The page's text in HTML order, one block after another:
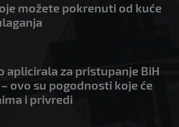
možete pokrenuti od kuće
aplicirala za pristupanje BiH
ovo su pogodnosti koje će
i privredi